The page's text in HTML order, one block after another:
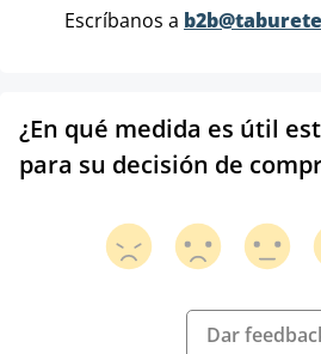
Escríbanos a
¿En qué medida es útil
para su decisión de
Dar